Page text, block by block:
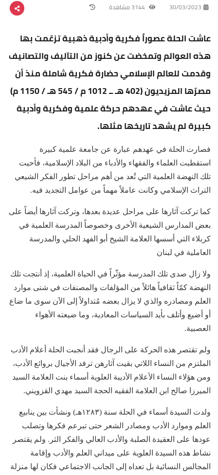
30/03/2023
عاشت الحلة عصوراً فكرية وأدبية ذهبية تزعّمت بها
هذه العوالم وتمخضت عن كنوز من التآليف والتصانيف
وقدمت للعالم الإسلامي حضارة فكرية شاملة منذ أن
مصرّها المزيديون (402 هـ ــ 1012 م / 545 هـ / 1150 م)
حيث عاشت في عهدهم حركة علمية وفكرية وأدبية
كبيرة لم يشهد تاريخها مثلها.
فصارت الحلة في عهدهم عبارة عن جامعة علمية كبيرة
استقطبت العلماء والفقهاء والأدباء من البلاد الإسلامية، فأحيت
تلك النهضة العلمية التي تُعد من أهم مراحل تطور الفكر الشيعي
التراث الإسلامي وكانت عاملاً مهماً من عوامل التجديد فيه.
كما تركت آثارها على مراحل عديدة بعدها، وتركت آثارها أيضاً على
بعض المدارس الشيعية الأخرى وخصوصاً المدرسة العلمية في
كربلاء التي أسسها العلامة الشيخ أبو الفهد الحلي والمدرسة
العاملية في لبنان
ولا زال صدى تلك المدرسة مؤثّراً في الحياة العلمية، إذ أنتجت تلك
النهضة كمّاً ثقافياً هائلاً من المؤلفات والمصنفات في شتى موارد
العلم ومصادره والذي لا يزال بعضه مُتداولاً إلى الآن سوى ما ضاع
أو أضيع وأتلف بأيد السياسات المعادية، وما ضيعته الأهواء
العصبية.
ولم تقتصر هذه الحركة على الرجال فقد أنجبت الحلة أعلام الأدب
الملتزم من النساء اللاتي بقيت آثارهن ترفد الأجيال بروائع الأدب،
ومن هؤلاء النساء الأعلام الأديبة العلوية أسماء بنت العلامة السيد
الميرزا صالح ابن العلامة الفقيه الحجة السيد مهدي القزويني.
ولدت السيدة أسماء في الحلة سنة (١٢٨٣ه‍ـ) ونشأت بين ينابيع
العلم وموارد الأدب ومصادر الشعر حتى تبرعم فكرها وتصلب
عودها على العقيدة الصلبة والأدب العالي والفكر الثر. ولم يقتصر
نشاط هذه السيدة العلوية على ميداني العلم والأدب وإقامة
المجالس النسائية بل تعداه إلى الجانب الاجتماعي فكان لها منزلة